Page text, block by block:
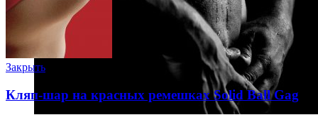
Закрыть
Кляп-шар на красных ремешках Solid Ball Gag